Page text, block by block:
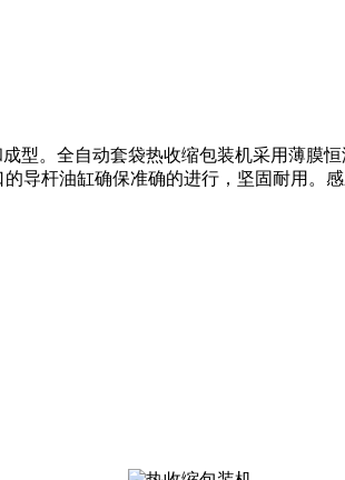
型。全自动套袋热收缩包装机采用薄膜
导杆油缸确保准确的进行，坚固耐用。